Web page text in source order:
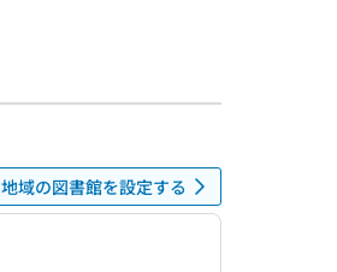
地域の図書館を設定する